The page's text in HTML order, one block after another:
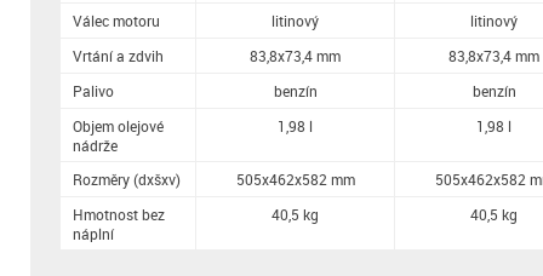
Válec motoru
Vrtání a zdvih
Palivo
Objem olejové
nádrže
Rozměry (dxšxv)
Hmotnost bez
náplní
litinový
litinový
83,8x73,4 mm
83,8x73,4 mm
benzín
benzín
1,98 l
1,98 l
505x462x582 mm
505x462x582
40,5 kg
40,5 kg